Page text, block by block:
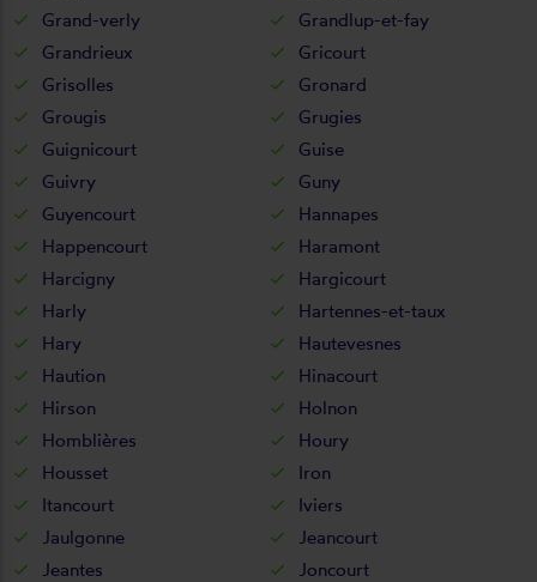
Grand-verly
Grandlup-et-fay
Grandrieux
Gricourt
Grisolles
Gronard
Grougis
Grugies
Guignicourt
Guise
Guivry
Guny
Guyencourt
Hannapes
Happencourt
Haramont
Harcigny
Hargicourt
Harly
Hartennes-et-taux
Hary
Hautevesnes
Haution
Hinacourt
Hirson
Holnon
Homblières
Houry
Housset
Iron
Itancourt
Iviers
Jaulgonne
Jeancourt
Jeantes
Joncourt